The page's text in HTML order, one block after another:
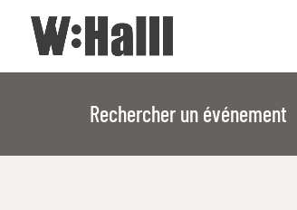
Rechercher un événement